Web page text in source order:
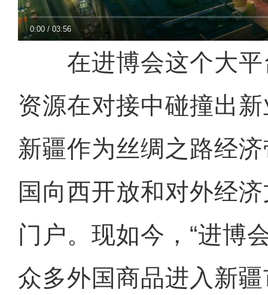
0:00 /03:56
在进博会这个大平
资源在对接中碰撞出
新疆作为丝绸之路经
国向西开放和对外经
门户。现如今，“进博
众多外国商品进入新疆